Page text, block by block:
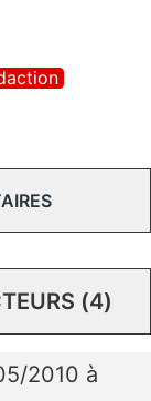
(4)
2010 à